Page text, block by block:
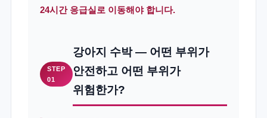
24시간 응급실로 이동해야 합니다.
STEP
01
강아지 수박 — 어떤 부위가
안전하고 어떤 부위가
위험한가?